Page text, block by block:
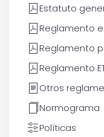
Estatuto
Reglamento
Reglamento
Reglamento
Otros
Normograma
Políticas